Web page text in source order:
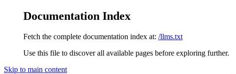
Documentation Index
Fetch the complete documentation index at: /llms.txt
Use this file to discover all available pages before exploring further.
Skip to main content